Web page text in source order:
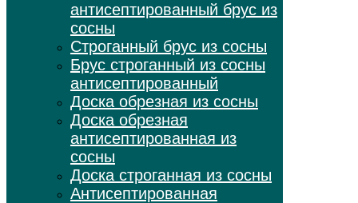
антисептированный брус из
сосны
Строганный брус из сосны
Брус строганный из сосны
антисептированный
Доска обрезная из сосны
Доска обрезная
антисептированная из
сосны
Доска строганная из сосны
Антисептированная